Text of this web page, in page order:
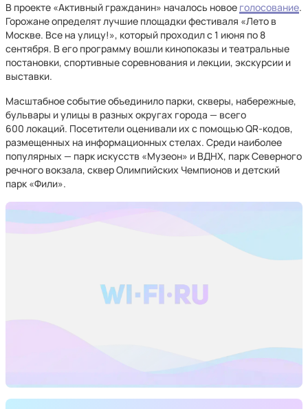
В проекте «Активный гражданин» началось новое голосование.
Горожане определят лучшие площадки фестиваля «Лето в
Москве. Все на улицу!», который проходил с 1 июня по 8
сентября. В его программу вошли кинопоказы и театральные
постановки, спортивные соревнования и лекции, экскурсии и
выставки.
Масштабное событие объединило парки, скверы, набережные,
бульвары и улицы в разных округах города — всего
600 локаций. Посетители оценивали их с помощью QR-кодов,
размещенных на информационных стелах. Среди наиболее
популярных — парк искусств «Музеон» и ВДНХ, парк Северного
речного вокзала, сквер Олимпийских Чемпионов и детский
парк «Фили».